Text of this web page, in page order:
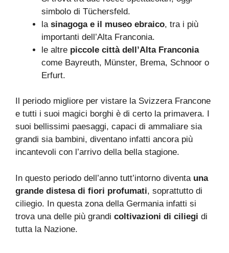
simbolo di Tüchersfeld.
la sinagoga e il museo ebraico, tra i più
importanti dell’Alta Franconia.
le altre piccole città dell’Alta Franconia
come Bayreuth, Münster, Brema, Schnoor o
Erfurt.
Il periodo migliore per vistare la Svizzera Francone
e tutti i suoi magici borghi è di certo la primavera. I
suoi bellissimi paesaggi, capaci di ammaliare sia
grandi sia bambini, diventano infatti ancora più
incantevoli con l’arrivo della bella stagione.
In questo periodo dell’anno tutt’intorno diventa una
grande distesa di fiori profumati, soprattutto di
ciliegio. In questa zona della Germania infatti si
trova una delle più grandi coltivazioni di ciliegi di
tutta la Nazione.